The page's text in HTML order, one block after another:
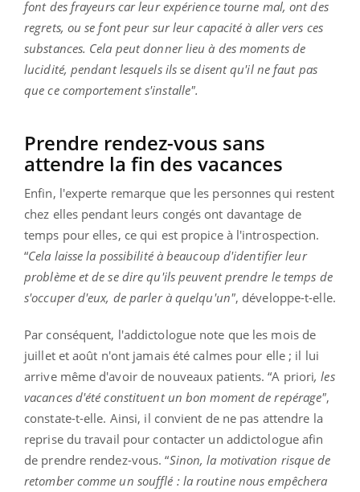
font des frayeurs car leur expérience tourne mal, ont des
regrets, ou se font peur sur leur capacité à aller vers ces
substances. Cela peut donner lieu à des moments de
lucidité, pendant lesquels ils se disent qu'il ne faut pas
que ce comportement s'installe".
Prendre rendez-vous sans
attendre la fin des vacances
Enfin, l'experte remarque que les personnes qui restent
chez elles pendant leurs congés ont davantage de
temps pour elles, ce qui est propice à l'introspection.
“Cela laisse la possibilité à beaucoup d'identifier leur
problème et de se dire qu'ils peuvent prendre le temps de
s'occuper d'eux, de parler à quelqu'un", développe-t-elle.
Par conséquent, l'addictologue note que les mois de
juillet et août n'ont jamais été calmes pour elle ; il lui
arrive même d'avoir de nouveaux patients. “A priori, les
vacances d'été constituent un bon moment de repérage",
constate-t-elle. Ainsi, il convient de ne pas attendre la
reprise du travail pour contacter un addictologue afin
de prendre rendez-vous. “Sinon, la motivation risque de
retomber comme un soufflé : la routine nous empêchera